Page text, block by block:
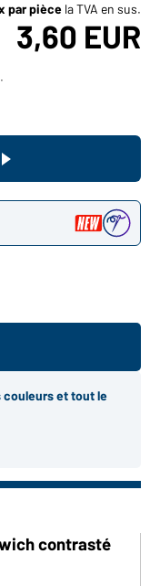
par pièce la TVA en sus.
3,60 EUR
couleurs et tout le
contrasté